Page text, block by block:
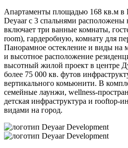
Апартаменты площадью 168 кв.м в
Deyaar с 3 спальнями расположены
включает три ванные комнаты,
room), гардеробную, комнату для
Панорамное остекление и виды на
и высотное расположение
высотный жилой проект в центре
более 75 000 кв. футов
вертикального комьюнити. В
семейные лаунжи, wellness-
детская инфраструктура и rooftop-
видами на город.